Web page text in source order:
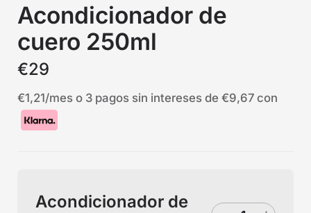
Acondicionador de
cuero 250ml
€29
€1,21/mes o 3 pagos sin intereses de €9,67 con
Acondicionador de